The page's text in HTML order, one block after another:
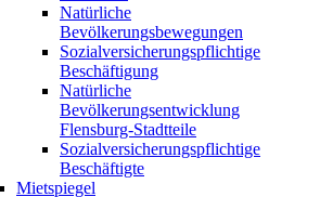
Natürliche
Bevölkerungsbewegungen
Sozialversicherungspflichtige
Beschäftigung
Natürliche
Bevölkerungsentwicklung
Flensburg-Stadtteile
Sozialversicherungspflichtige
Beschäftigte
Mietspiegel